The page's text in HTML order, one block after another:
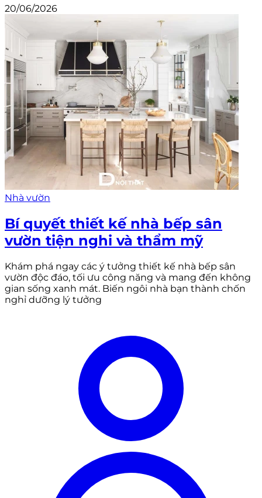
20/06/2026
Nhà vườn
Bí quyết thiết kế nhà bếp sân
vườn tiện nghi và thẩm mỹ
Khám phá ngay các ý tưởng thiết kế nhà bếp sân
vườn độc đáo, tối ưu công năng và mang đến không
gian sống xanh mát. Biến ngôi nhà bạn thành chốn
nghỉ dưỡng lý tưởng